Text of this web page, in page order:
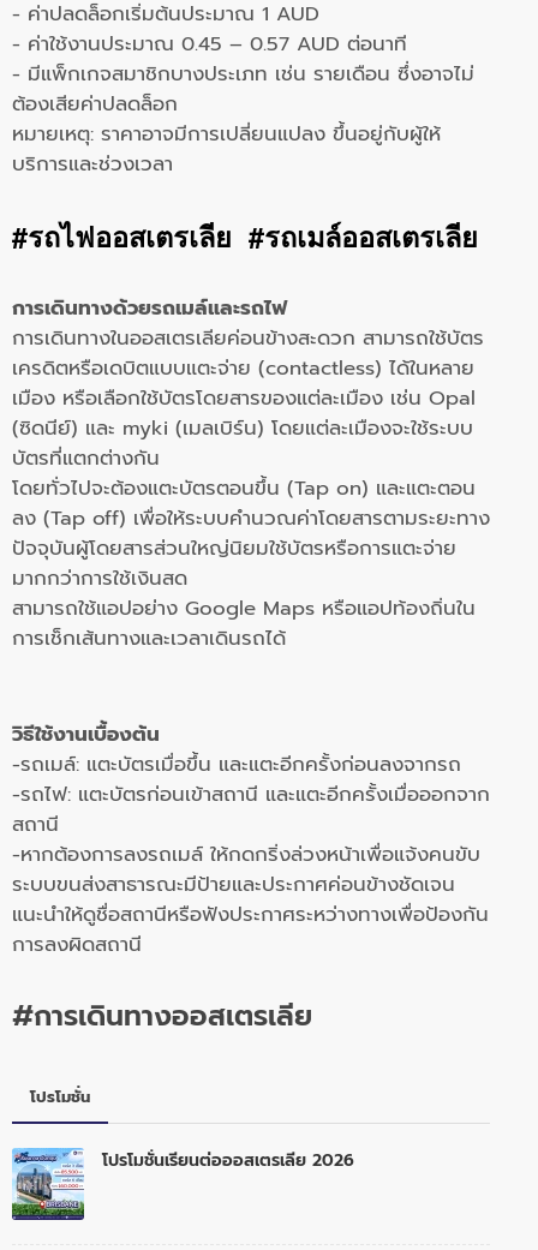
- ค่าปลดล็อกเริ่มต้นประมาณ 1 AUD
- ค่าใช้งานประมาณ 0.45 – 0.57 AUD ต่อนาที
- มีแพ็กเกจสมาชิกบางประเภท เช่น รายเดือน ซึ่งอาจไม่
ต้องเสียค่าปลดล็อก
หมายเหตุ: ราคาอาจมีการเปลี่ยนแปลง ขึ้นอยู่กับผู้ให้
บริการและช่วงเวลา
#รถไฟออสเตรเลีย #รถเมล์ออสเตรเลีย
การเดินทางด้วยรถเมล์และรถไฟ
การเดินทางในออสเตรเลียค่อนข้างสะดวก สามารถใช้บัตร
เครดิตหรือเดบิตแบบแตะจ่าย (contactless) ได้ในหลาย
เมือง หรือเลือกใช้บัตรโดยสารของแต่ละเมือง เช่น Opal
(ซิดนีย์) และ myki (เมลเบิร์น) โดยแต่ละเมืองจะใช้ระบบ
บัตรที่แตกต่างกัน
โดยทั่วไปจะต้องแตะบัตรตอนขึ้น (Tap on) และแตะตอน
ลง (Tap off) เพื่อให้ระบบคำนวณค่าโดยสารตามระยะทาง
ปัจจุบันผู้โดยสารส่วนใหญ่นิยมใช้บัตรหรือการแตะจ่าย
มากกว่าการใช้เงินสด
สามารถใช้แอปอย่าง Google Maps หรือแอปท้องถิ่นใน
การเช็กเส้นทางและเวลาเดินรถได้
วิธีใช้งานเบื้องต้น
-รถเมล์: แตะบัตรเมื่อขึ้น และแตะอีกครั้งก่อนลงจากรถ
-รถไฟ: แตะบัตรก่อนเข้าสถานี และแตะอีกครั้งเมื่อออกจาก
สถานี
-หากต้องการลงรถเมล์ ให้กดกริ่งล่วงหน้าเพื่อแจ้งคนขับ
ระบบขนส่งสาธารณะมีป้ายและประกาศค่อนข้างชัดเจน
แนะนำให้ดูชื่อสถานีหรือฟังประกาศระหว่างทางเพื่อป้องกัน
การลงผิดสถานี
#การเดินทางออสเตรเลีย
โปรโมชั่น
โปรโมชั่นเรียนต่อออสเตรเลีย 2026